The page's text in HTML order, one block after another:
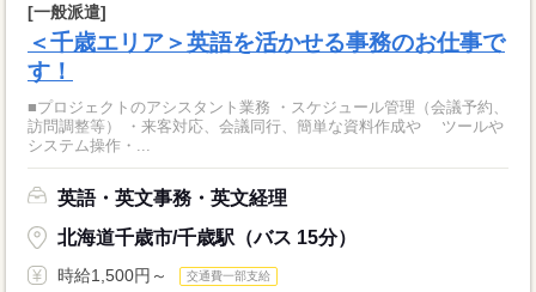
[一般派遣]
＜千歳エリア＞英語を活かせる事務のお仕事で
す！
■プロジェクトのアシスタント業務 ・スケジュール管理（会議予約、
訪問調整等） ・来客対応、会議同行、簡単な資料作成や ツールや
システム操作・...
英語・英文事務・英文経理
北海道千歳市/千歳駅（バス 15分）
時給1,500円～ 交通費一部支給